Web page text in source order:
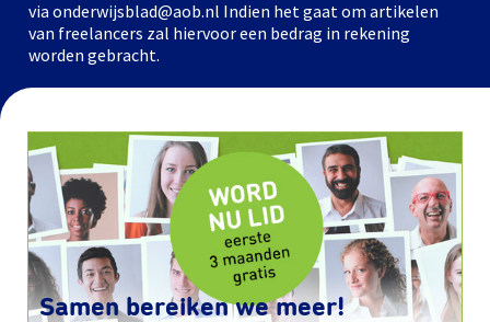
via onderwijsblad@aob.nl Indien het gaat om artikelen
van freelancers zal hiervoor een bedrag in rekening
worden gebracht.
Samen bereiken we meer!